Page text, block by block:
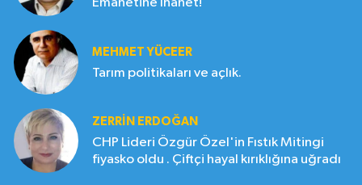
Emanetine İhanet!
MEHMET YÜCEER
Tarım politikaları ve açlık.
ZERRIN ERDOĞAN
CHP Lideri Özgür Özel'in Fıstık Mitingi
fiyasko oldu . Çiftçi hayal kırıklığına uğradı